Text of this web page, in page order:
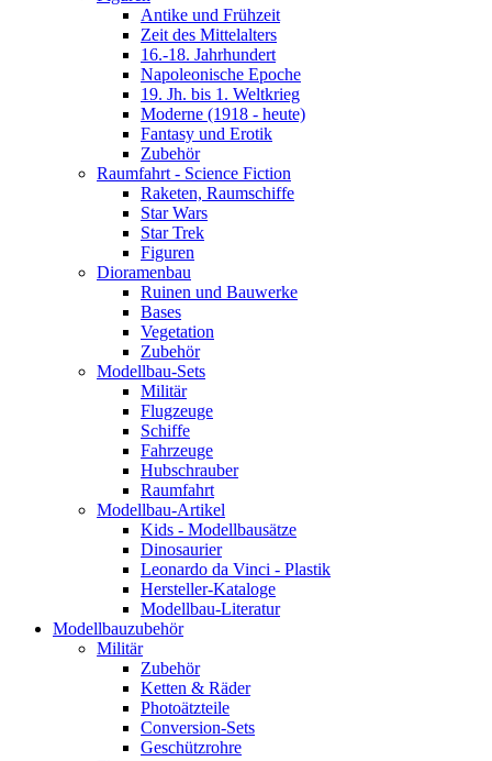
Antike und Frühzeit
Zeit des Mittelalters
16.-18. Jahrhundert
Napoleonische Epoche
19. Jh. bis 1. Weltkrieg
Moderne (1918 - heute)
Fantasy und Erotik
Zubehör
Raumfahrt - Science Fiction
Raketen, Raumschiffe
Star Wars
Star Trek
Figuren
Dioramenbau
Ruinen und Bauwerke
Bases
Vegetation
Zubehör
Modellbau-Sets
Militär
Flugzeuge
Schiffe
Fahrzeuge
Hubschrauber
Raumfahrt
Modellbau-Artikel
Kids - Modellbausätze
Dinosaurier
Leonardo da Vinci - Plastik
Hersteller-Kataloge
Modellbau-Literatur
Modellbauzubehör
Militär
Zubehör
Ketten & Räder
Photoätzteile
Conversion-Sets
Geschützrohre